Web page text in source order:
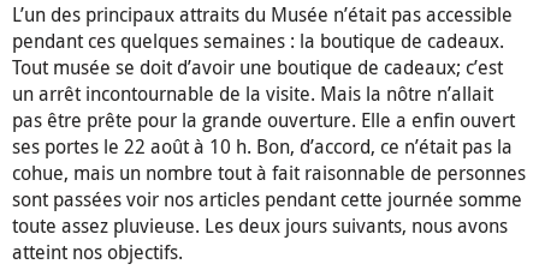
L’un des principaux attraits du Musée n’était pas accessible
pendant ces quelques semaines : la boutique de cadeaux.
Tout musée se doit d’avoir une boutique de cadeaux; c’est
un arrêt incontournable de la visite. Mais la nôtre n’allait
pas être prête pour la grande ouverture. Elle a enfin ouvert
ses portes le 22 août à 10 h. Bon, d’accord, ce n’était pas la
cohue, mais un nombre tout à fait raisonnable de personnes
sont passées voir nos articles pendant cette journée somme
toute assez pluvieuse. Les deux jours suivants, nous avons
atteint nos objectifs.